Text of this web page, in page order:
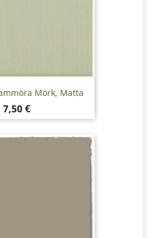
Mörk, Matta
Pris
7,50 €